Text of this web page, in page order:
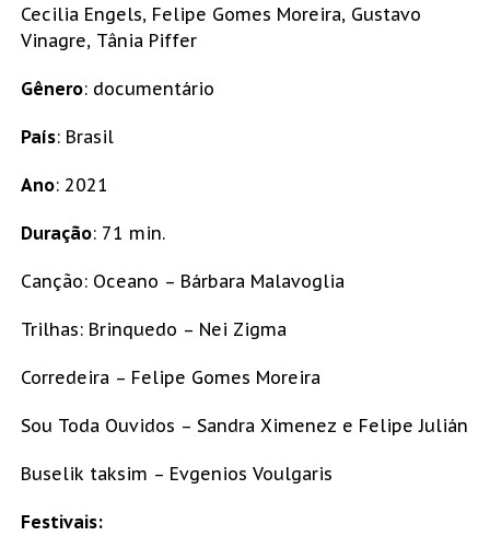
Cecilia Engels, Felipe Gomes Moreira, Gustavo
Vinagre, Tânia Piffer
Gênero: documentário
País: Brasil
Ano: 2021
Duração: 71 min.
Canção: Oceano – Bárbara Malavoglia
Trilhas: Brinquedo – Nei Zigma
Corredeira – Felipe Gomes Moreira
Sou Toda Ouvidos – Sandra Ximenez e Felipe Julián
Buselik taksim – Evgenios Voulgaris
Festivais: